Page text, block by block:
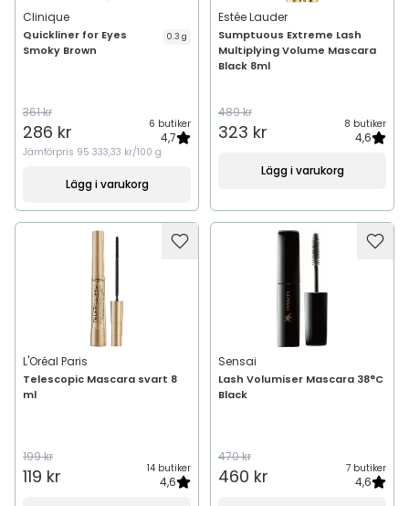
Clinique
Quickliner for Eyes
Smoky Brown
0.3 g
361 kr
286 kr 6 butiker
4,7
Jämförpris 95 333,33 kr/100 g
Lägg i varukorg
Estée Lauder
Sumptuous Extreme Lash
Multiplying Volume Mascara
Black 8ml
489 kr
323 kr 8 butiker
4,6
Lägg i varukorg
L'Oréal Paris
Telescopic Mascara svart 8
ml
199 kr
119 kr 14 butiker
4,6
Sensai
Lash Volumiser Mascara 38°C
Black
470 kr
460 kr 7 butiker
4,6